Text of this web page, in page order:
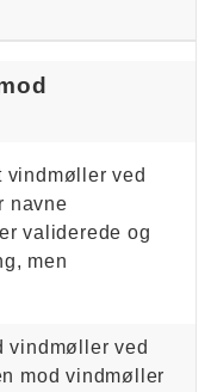
vindmøller ved
navne
validerede og
men
vindmøller ved
mod vindmøller